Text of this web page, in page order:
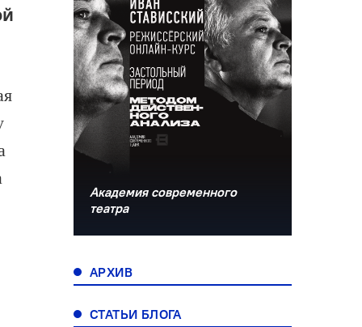
Академия современного
театра
АРХИВ
СТАТЬИ БЛОГА